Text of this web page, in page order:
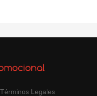
Términos Legales